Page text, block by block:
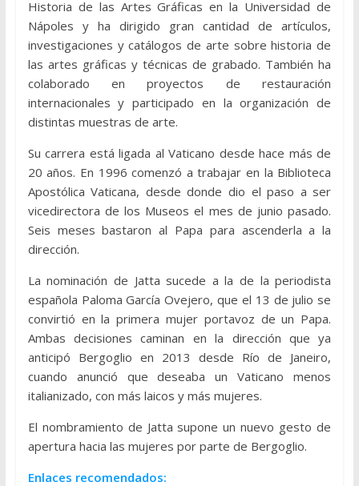
Historia de las Artes Gráficas en la Universidad de
Nápoles y ha dirigido gran cantidad de artículos,
investigaciones y catálogos de arte sobre historia de
las artes gráficas y técnicas de grabado. También ha
colaborado en proyectos de restauración
internacionales y participado en la organización de
distintas muestras de arte.
Su carrera está ligada al Vaticano desde hace más de
20 años. En 1996 comenzó a trabajar en la Biblioteca
Apostólica Vaticana, desde donde dio el paso a ser
vicedirectora de los Museos el mes de junio pasado.
Seis meses bastaron al Papa para ascenderla a la
dirección.
La nominación de Jatta sucede a la de la periodista
española Paloma García Ovejero, que el 13 de julio se
convirtió en la primera mujer portavoz de un Papa.
Ambas decisiones caminan en la dirección que ya
anticipó Bergoglio en 2013 desde Río de Janeiro,
cuando anunció que deseaba un Vaticano menos
italianizado, con más laicos y más mujeres.
El nombramiento de Jatta supone un nuevo gesto de
apertura hacia las mujeres por parte de Bergoglio.
Enlaces recomendados: